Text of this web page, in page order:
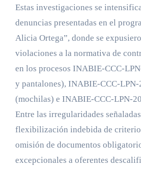
Estas investigaciones se
denuncias presentadas en el
Alicia Ortega”, donde se
violaciones a la normativa de
en los procesos INABIE-CCC-
y pantalones), INABIE-CCC-
(mochilas) e INABIE-CCC-LPN-
Entre las irregularidades
flexibilización indebida de
omisión de documentos
excepcionales a oferentes